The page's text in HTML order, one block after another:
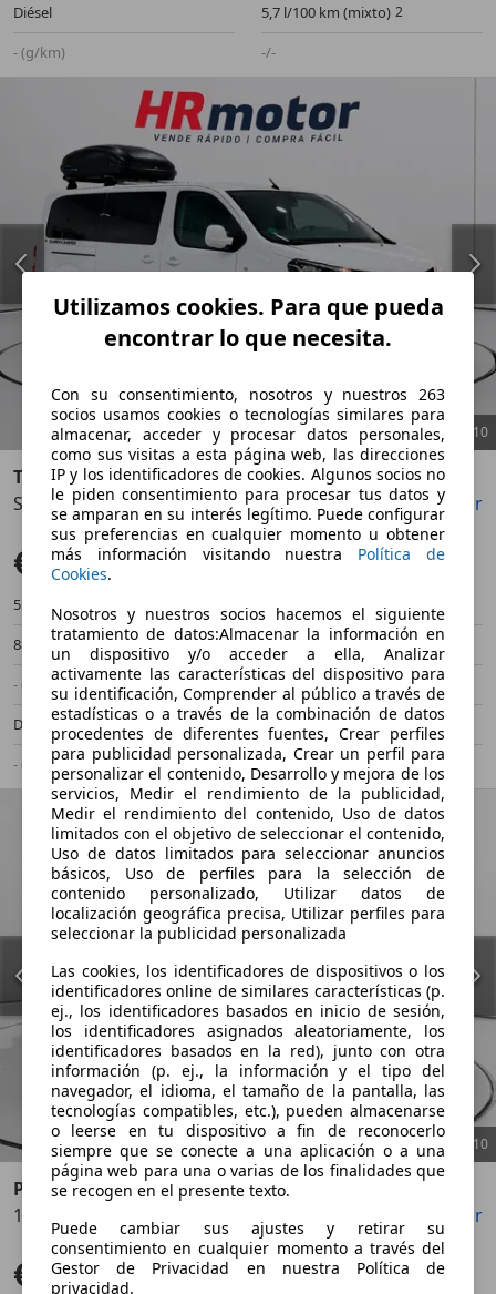
Diésel
5,7 l/100 km (mixto)
- (g/km)
-/-
Anterior
10
Toyota Proace
Shuttle L2 1.5D 9pl. VX 120
Guardar Compartir
€ 26.890 Sin comparación
55.580 km
06/2021
88 kW (120 CV)
Ocasión
- (Propietarios)
Manual
Diésel
- (l/100 km)
- (g/km)
-/-
Anterior
10
Peugeot 3008
1.2 S&S PureTech Active 130
Compartir
€ 11.750 Súper oferta
Utilizamos cookies. Para que pueda
encontrar lo que necesita.
Con su consentimiento, nosotros y nuestros 263
socios usamos cookies o tecnologías similares para
almacenar, acceder y procesar datos personales,
como sus visitas a esta página web, las direcciones
IP y los identificadores de cookies. Algunos socios no
le piden consentimiento para procesar tus datos y
se amparan en su interés legítimo. Puede configurar
sus preferencias en cualquier momento u obtener
más información visitando nuestra Política de
Cookies.
Nosotros y nuestros socios hacemos el siguiente
tratamiento de datos:Almacenar la información en
un dispositivo y/o acceder a ella, Analizar
activamente las características del dispositivo para
su identificación, Comprender al público a través de
estadísticas o a través de la combinación de datos
procedentes de diferentes fuentes, Crear perfiles
para publicidad personalizada, Crear un perfil para
personalizar el contenido, Desarrollo y mejora de los
servicios, Medir el rendimiento de la publicidad,
Medir el rendimiento del contenido, Uso de datos
limitados con el objetivo de seleccionar el contenido,
Uso de datos limitados para seleccionar anuncios
básicos, Uso de perfiles para la selección de
contenido personalizado, Utilizar datos de
localización geográfica precisa, Utilizar perfiles para
seleccionar la publicidad personalizada
Las cookies, los identificadores de dispositivos o los
identificadores online de similares características (p.
ej., los identificadores basados en inicio de sesión,
los identificadores asignados aleatoriamente, los
identificadores basados en la red), junto con otra
información (p. ej., la información y el tipo del
navegador, el idioma, el tamaño de la pantalla, las
tecnologías compatibles, etc.), pueden almacenarse
o leerse en tu dispositivo a fin de reconocerlo
siempre que se conecte a una aplicación o a una
página web para una o varias de los finalidades que
se recogen en el presente texto.
Puede cambiar sus ajustes y retirar su
consentimiento en cualquier momento a través del
Gestor de Privacidad en nuestra Política de
privacidad.